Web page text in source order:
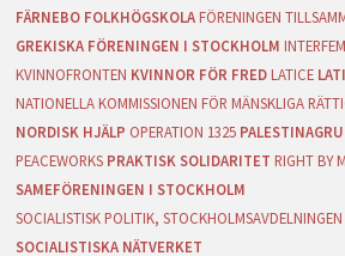
FÄRNEBO FOLKHÖGSKOLA FÖRENINGEN
GREKISKA FÖRENINGEN I STOCKHOLM INTERFEM
KVINNOFRONTEN KVINNOR FÖR FRED LATICE
NATIONELLA KOMMISSIONEN FÖR MÄNSKLIGA
NORDISK HJÄLP OPERATION 1325
PEACEWORKS PRAKTISK SOLIDARITET RIGHT BY
SAMEFÖRENINGEN I STOCKHOLM
SOCIALISTISK POLITIK, STOCKHOLMSAVDELNINGEN
SOCIALISTISKA NÄTVERKET